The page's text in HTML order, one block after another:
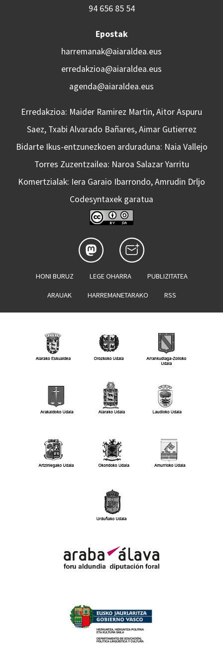
94 656 85 54
Epostak
harremanak@aiaraldea.eus
erredakzioa@aiaraldea.eus
agenda@aiaraldea.eus
Erredakzioa: Maider Ramirez Martin, Aitor Aspuru
Saez, Txabi Alvarado Bañares, Aimar Gutierrez
Bidarte Ikus-entzunezkoen arduraduna: Naia Vallejo
Torres Zuzentzailea: Naroa Salazar Yarritu
Komertzialak: Iera Garaio Ibarrondo, Amrudin Drljo
Codesyntaxek garatua
HONI BURUZ LEGE OHARRA PUBLIZITATEA
ARAUAK HARREMANETARAKO RSS